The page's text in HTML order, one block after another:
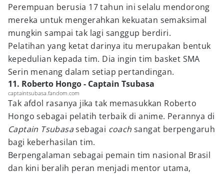
Perempuan berusia 17 tahun ini selalu mendorong
mereka untuk mengerahkan kekuatan semaksimal
mungkin sampai tak lagi sanggup berdiri.
Pelatihan yang ketat darinya itu merupakan bentuk
kepedulian kepada tim. Dia ingin tim basket SMA
Serin menang dalam setiap pertandingan.
11. Roberto Hongo - Captain Tsubasa
captaintsubasa.fandom.com
Tak afdol rasanya jika tak memasukkan Roberto
Hongo sebagai pelatih terbaik di anime. Perannya di
Captain Tsubasasebagai coach sangat berpengaruh
bagi keberhasilan tim.
Berpengalaman sebagai pemain tim nasional Brasil
dan kini beralih peran menjadi mentor utama,